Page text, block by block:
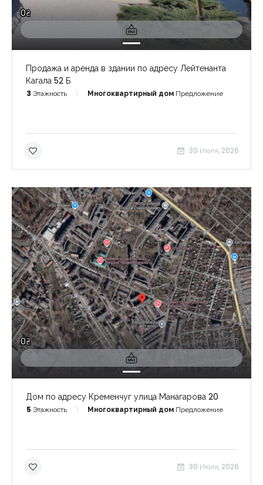
0₴
Продажа и аренда в здании по адресу Лейтенанта
Кагала 52 Б
3 Этажность Многоквартирный дом Предложение
30 Июля, 2026
0₴
Дом по адресу Кременчуг улица Манагарова 20
5 Этажность Многоквартирный дом Предложение
30 Июля, 2026